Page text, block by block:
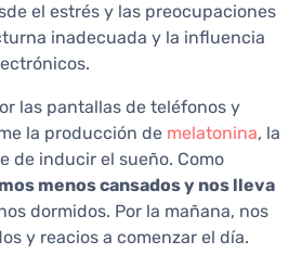
el estrés y las preocupaciones
inadecuada y la influencia
las pantallas de teléfonos y
la producción de melatonina, la
de inducir el sueño. Como
menos cansados y nos lleva
dormidos. Por la mañana, nos
y reacios a comenzar el día.